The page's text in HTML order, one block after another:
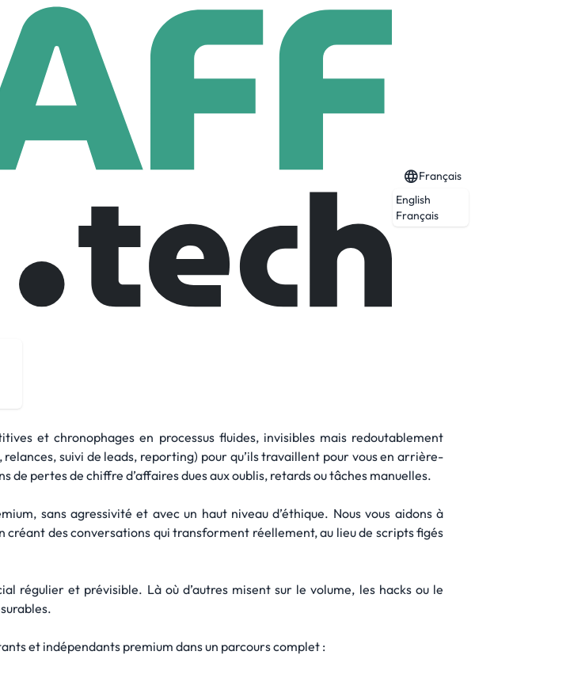
Français
English
Français
d’être épuisant.
fluidité, efficacité et croissance durable.
et chronophages en processus fluides, invisibles mais redoutablement
suivi de leads, reporting) pour qu’ils travaillent pour vous en arrière-
de pertes de chiffre d’affaires dues aux oublis, retards ou tâches manuelles.
sans agressivité et avec un haut niveau d’éthique. Nous vous aidons à
des conversations qui transforment réellement, au lieu de scripts figés
régulier et prévisible. Là où d’autres misent sur le volume, les hacks ou le
et indépendants premium dans un parcours complet :